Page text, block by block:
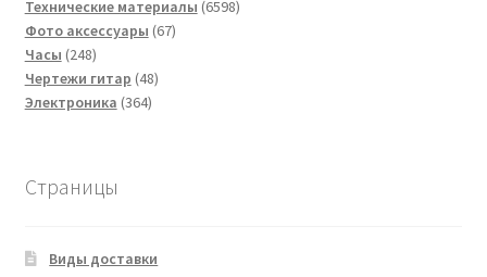
товаров
Технические материалы 65986598
Фото аксессуары 6767
Часы 248248
товаров
Чертежи гитар 4848
Электроника 364364
Страницы
Виды доставки